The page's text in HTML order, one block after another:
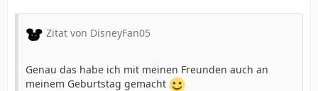
Zitat von DisneyFan05
Genau das habe ich mit meinen Freunden auch an
meinem Geburtstag gemacht